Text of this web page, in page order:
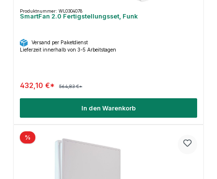
Produktnummer: WL0304078
SmartFan 2.0 Fertigstellungsset, Funk
Versand per Paketdienst
Lieferzeit innerhalb von 3-5 Arbeitstagen
432,10 €* 564,83 €*
In den Warenkorb
%